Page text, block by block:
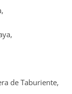
de Taburiente,